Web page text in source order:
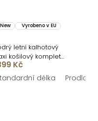
délka
New Vyrobeno v EU
letní kalhotový
košilový komplet
Kč
délka